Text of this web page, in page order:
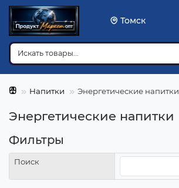
Томск
Напитки Энергетические напитки
Энергетические напитки
Фильтры
Поиск